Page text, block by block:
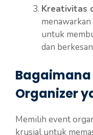
Kreativitas
untuk
dan
Bagaimana
Organizer
Memilih event
krusial untuk